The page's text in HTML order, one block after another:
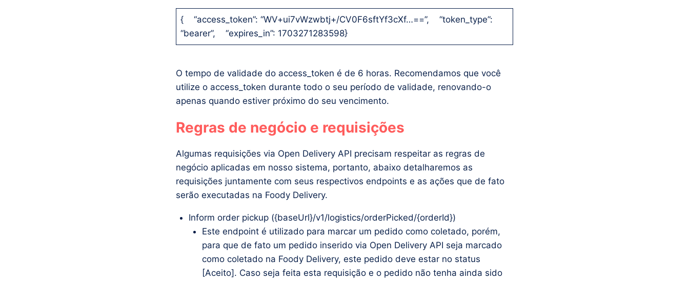
{ “access_token”: “WV+ui7vWzwbtj+/CV0F6sftYf3cXf…==”, “token_type”:
“bearer”, “expires_in”: 1703271283598}
O tempo de validade do access_token é de 6 horas. Recomendamos que você
utilize o access_token durante todo o seu período de validade, renovando-o
apenas quando estiver próximo do seu vencimento.
Regras de negócio e requisições
Algumas requisições via Open Delivery API precisam respeitar as regras de
negócio aplicadas em nosso sistema, portanto, abaixo detalharemos as
requisições juntamente com seus respectivos endpoints e as ações que de fato
serão executadas na Foody Delivery.
Inform order pickup ({baseUrl}/v1/logistics/orderPicked/{orderId})
Este endpoint é utilizado para marcar um pedido como coletado, porém,
para que de fato um pedido inserido via Open Delivery API seja marcado
como coletado na Foody Delivery, este pedido deve estar no status
[Aceito]. Caso seja feita esta requisição e o pedido não tenha ainda sido